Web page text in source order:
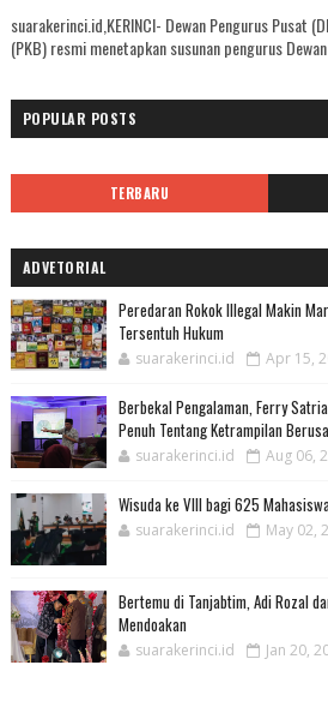
suarakerinci.id,KERINCI- Dewan Pengurus Pusat
(PKB) resmi menetapkan susunan pengurus Dewan
POPULAR POSTS
TERBARU
ADVETORIAL
Peredaran Rokok Illegal Makin
Tersentuh Hukum
suarakerinci.id Apr 15,
Berbekal Pengalaman, Ferry
Penuh Tentang Ketrampilan
suarakerinci.id Aug 06,
Wisuda ke VIII bagi 625
suarakerinci.id May 02,
Bertemu di Tanjabtim, Adi Rozal
Mendoakan
suarakerinci.id Jan 20,